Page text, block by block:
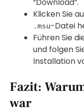
Klicken Sie
.msu-Datei
Führen Sie
und folgen
Installation
Fazit:
war